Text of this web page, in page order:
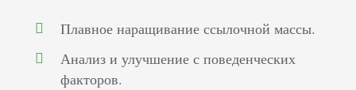
Плавное наращивание ссылочной массы.
Анализ и улучшение с поведенческих
факторов.